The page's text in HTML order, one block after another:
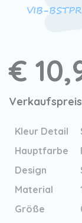
VIB-
€
Verkaufspreis
Kleur Detail
Hauptfarbe
Design
Material
Größe